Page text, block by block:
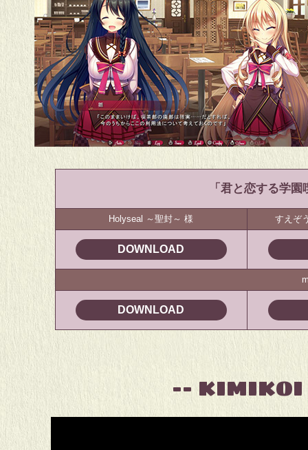
「君と恋する学
Holyseal ～聖封～ 様 すえぞ
DOWNLOAD
DOWNLOAD
--